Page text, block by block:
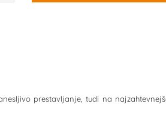
prestavljanje, tudi na